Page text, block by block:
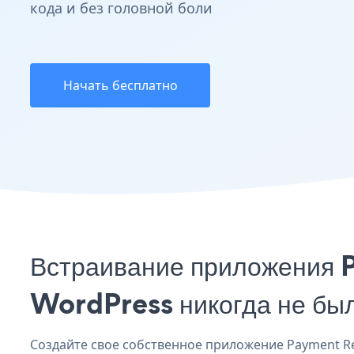
кода и без головной боли
Начать бесплатно
Встраивание
WordPress никогда не
Создайте свое собственное приложение Payment